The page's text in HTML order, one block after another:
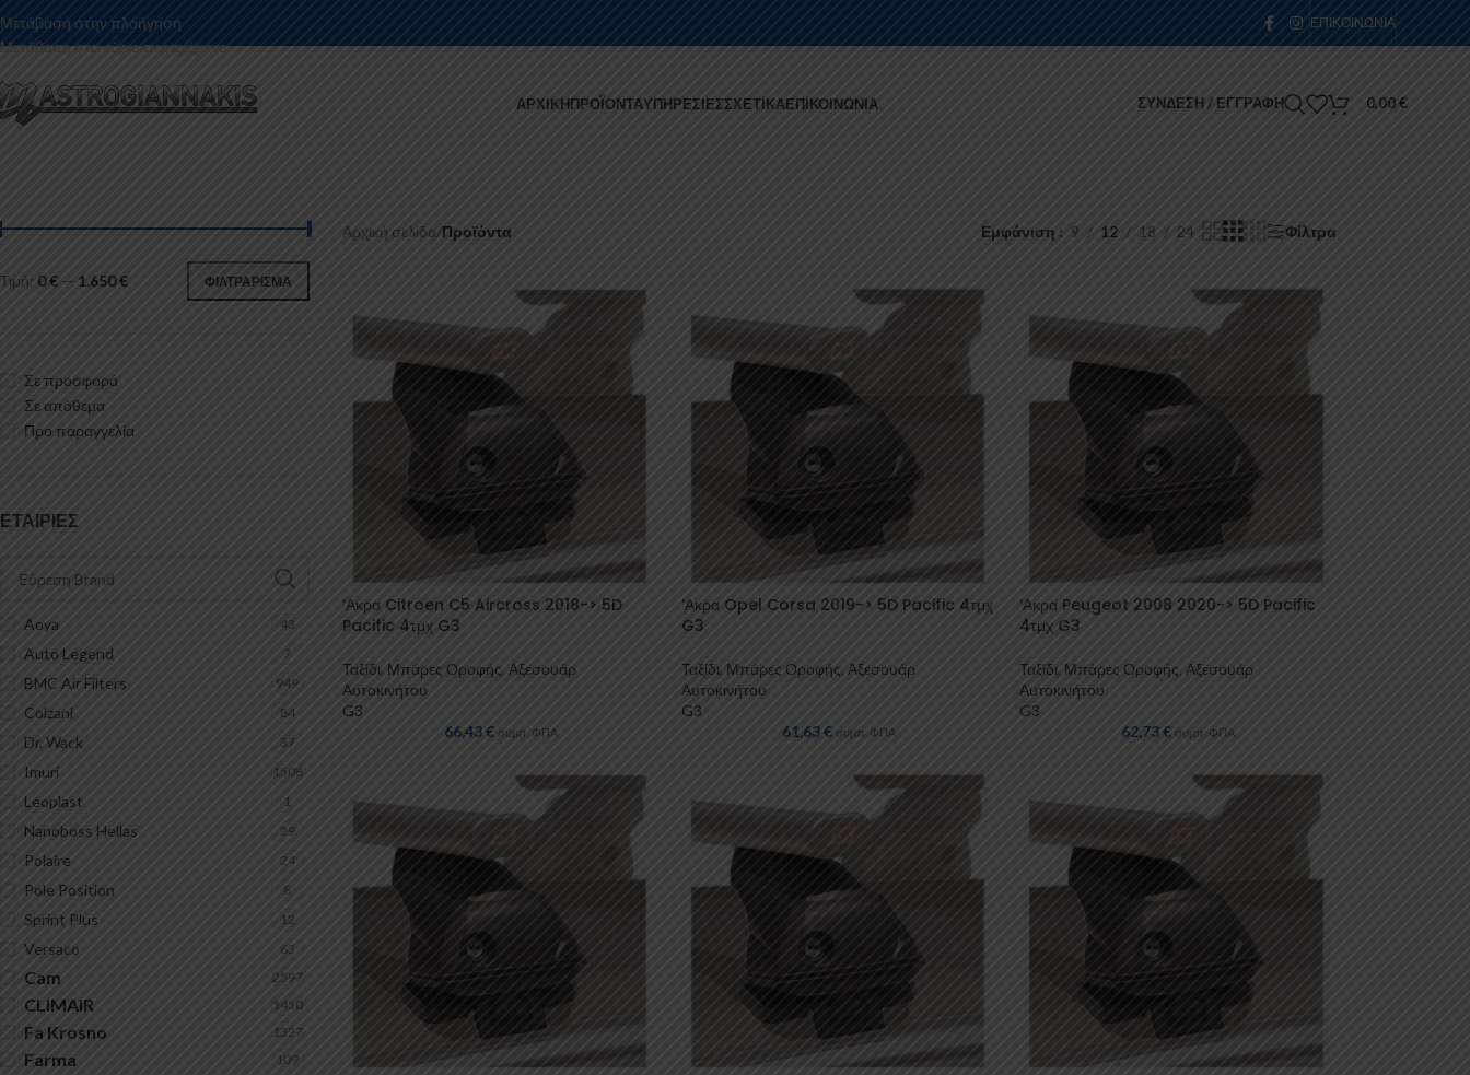
Μετάβαση στην πλοήγηση
Μετάβαση στο κύριο περιεχόμενο
ΕΠΙΚΟΙΝΩΝΊΑ
ΑΡΧΙΚΉΠΡΟΪΌΝΤΑΥΠΗΡΕΣΊΕΣΣΧΕΤΙΚΆΕΠΙΚΟΙΝΩΝΊΑ ΣΎΝΔΕΣΗ / ΕΓΓΡΑΦΉ 0,00€
ΦΙΛΤΡΆΡΙΣΜΑ
Τιμή: 0 € — 1.650 €
Σε προσφορά
Σε απόθεμα
Προ παραγγελία
ΕΤΑΙΡΊΕΣ
Aoya 43
Auto Legend 7
BMC Air Filters 949
Colzani 84
Dr. Wack 37
Imuri 1508
Leoplast 1
Nanoboss Hellas 29
Polaire 24
Pole Position 8
Sprint Plus 12
Versaco 63
Cam 2597
CLIMAIR 1450
Fa Krosno 1327
Farma 109
Αρχική σελίδα/Προϊόντα Εμφάνιση 9 12 18 24 Φίλτρα
‘Ακρα Citroen C5 Aircross 2018-> 5D
Pacific 4τμχ G3
Ταξίδι, Μπάρες Οροφής, Αξεσουάρ
Αυτοκινήτου
G3
66,43€ συμπ. ΦΠΑ
‘Ακρα Opel Corsa 2019-> 5D Pacific 4τμχ
G3
Ταξίδι, Μπάρες Οροφής, Αξεσουάρ
Αυτοκινήτου
G3
61,63€ συμπ. ΦΠΑ
‘Ακρα Peugeot 2008 2020-> 5D Pacific
4τμχ G3
Ταξίδι, Μπάρες Οροφής, Αξεσουάρ
Αυτοκινήτου
G3
62,73€ συμπ. ΦΠΑ